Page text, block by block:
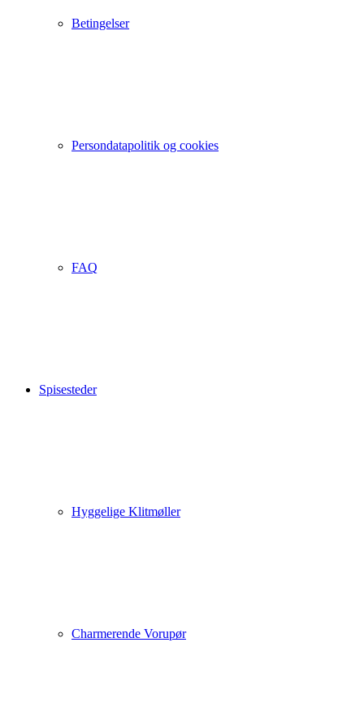
Betingelser
Persondatapolitik og cookies
FAQ
Spisesteder
Hyggelige Klitmøller
Charmerende Vorupør